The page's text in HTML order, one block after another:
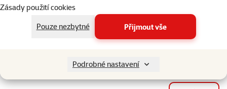
Zásady použití cookies
Pouze nezbytné
Přijmout vše
Podrobné nastavení
Domeček Epic Pet dřevěný S
Běžná cena 159 Kč
familycena
127 Kč